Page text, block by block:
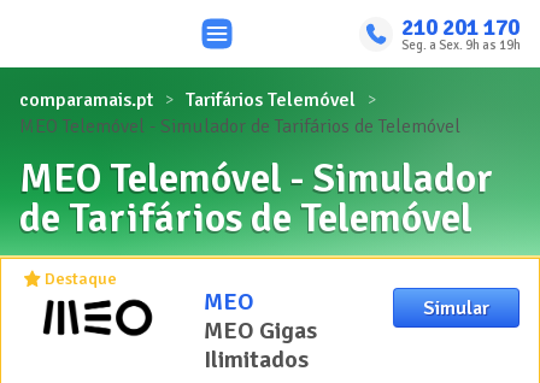
210 201 170
Seg. a Sex. 9h as 19h
comparamais.pt
Tarifários Telemóvel
MEO Telemóvel - Simulador de Tarifários de Telemóvel
MEO Telemóvel - Simulador
de Tarifários de Telemóvel
Destaque
MEO
MEO Gigas
Ilimitados
Simular